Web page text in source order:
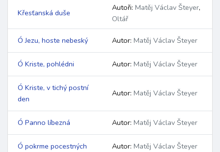
Křesťanská duše
Autoři: Matěj Václav Šteyer,
Oltář
Ó Jezu, hoste nebeský Autor: Matěj Václav Šteyer
Ó Kriste, pohlédni Autor: Matěj Václav Šteyer
Ó Kriste, v tichý postní
den
Autor: Matěj Václav Šteyer
Ó Panno líbezná Autor: Matěj Václav Šteyer
Ó pokrme pocestných Autor: Matěj Václav Šteyer